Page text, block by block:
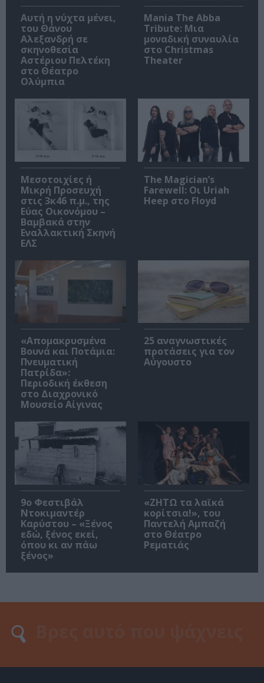
Αυτή η νύχτα μένει,
του Θάνου
Αλεξανδρή σε
σκηνοθεσία
Αστέριου Πελτέκη
στο Θέατρο
Ολύμπια
Mania The Abba
Tribute: Μια
μοναδική συναυλία
στο Christmas
Theater
Μεσοτοιχίες ή
Μικρή Προσευχή
στις 3κ46 π.μ., της
Εύας Οικονόμου –
Βαμβακά στην
Εναλλακτική Σκηνή
ΕΛΣ
The Magician’s
Farewell: Οι Uriah
Heep στο Floyd
«Απομακρυσμένα
Βουνά και Ποτάμια:
Πνευματική
Πατρίδα»:
Περιοδική έκθεση
στο Διαχρονικό
Μουσείο Αίγινας
25 αναγνωστικές
προτάσεις για τον
Αύγουστο
9ο Φεστιβάλ
Ντοκιμαντέρ
Καρύστου – «Ξένος
εδώ, ξένος εκεί,
όπου κι αν πάω
ξένος»
«ΖΗΤΩ τα λαϊκά
κορίτσια!», του
Παντελή Αμπαζή
στο Θέατρο
Ρεματιάς